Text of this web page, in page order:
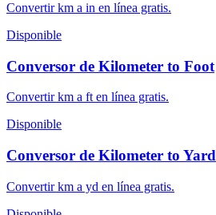
Convertir km a in en línea gratis.
Disponible
Conversor de Kilometer to Foot
Convertir km a ft en línea gratis.
Disponible
Conversor de Kilometer to Yard
Convertir km a yd en línea gratis.